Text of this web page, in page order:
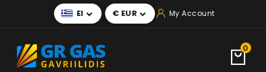
El  € EUR  My Account
0